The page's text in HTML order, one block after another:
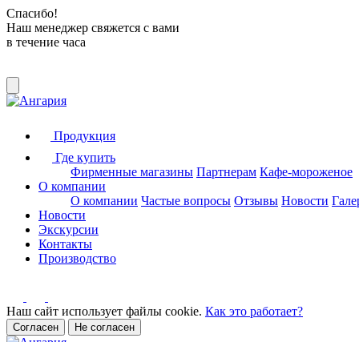
Спасибо!
Наш менеджер свяжется с вами
в течение часа
Продукция
Где купить
Фирменные магазины Партнерам Кафе-мороженое
О компании
О компании Частые вопросы Отзывы Новости
Новости
Экскурсии
Контакты
Производство
Наш сайт использует файлы cookie. Как это работает?
Согласен Не согласен